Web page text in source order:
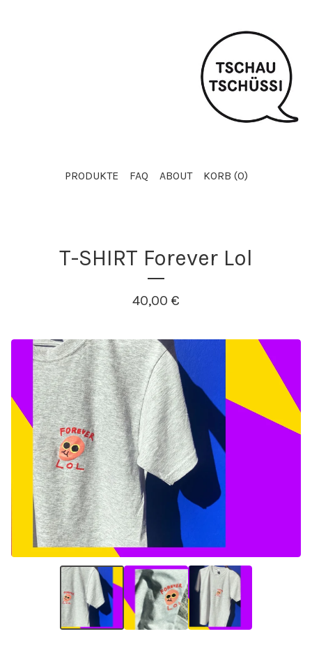
PRODUKTE FAQ ABOUT KORB (0)
T-SHIRT Forever Lol
40,00 €